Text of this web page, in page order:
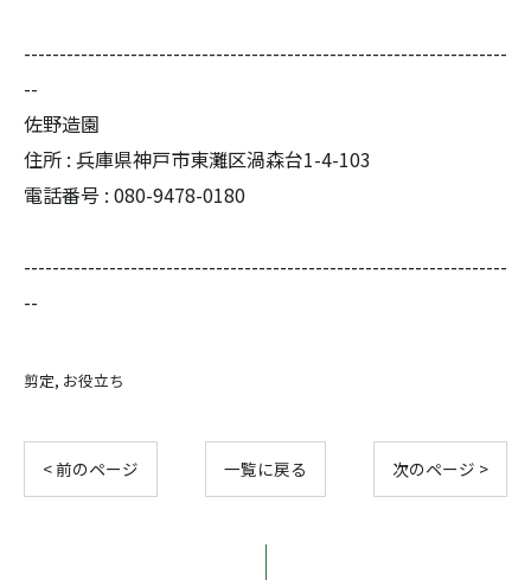
--------------------------------------------------------------------
--
佐野造園
住所 : 兵庫県神戸市東灘区渦森台1-4-103
電話番号 : 080-9478-0180
--------------------------------------------------------------------
--
剪定 お役立ち
< 前のページ 一覧に戻る 次のページ >